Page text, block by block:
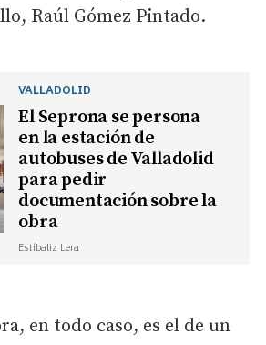
Raúl Gómez Pintado.
VALLADOLID
El Seprona se persona
en la estación de
autobuses de Valladolid
para pedir
documentación sobre la
obra
Estíbaliz Lera
en todo caso, es el de un